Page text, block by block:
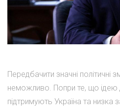
Передбачити значні політичні
неможливо. Попри те, що ідею
підтримують Україна та низка